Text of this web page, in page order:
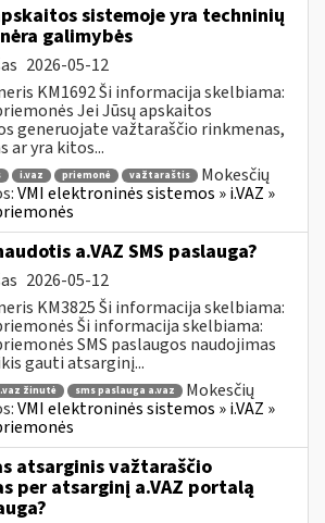
sistemoje yra techninių
galimybės
2026-05-12
KM1692 Ši informacija skelbiama:
Jei Jūsų apskaitos
generuojate važtaraščio rinkmenas,
ar yra kitos...
i.vaz priemonė važtaraštis
Mokesčių
VMI elektroninės sistemos » i.VAZ »
a.VAZ SMS paslauga?
2026-05-12
KM3825 Ši informacija skelbiama:
Ši informacija skelbiama:
SMS paslaugos naudojimas
gauti atsarginį...
žinutė sms paslauga a.vaz
Mokesčių
VMI elektroninės sistemos » i.VAZ »
atsarginis važtaraščio
per atsarginį a.VAZ portalą